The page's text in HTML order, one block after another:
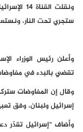
ونقلت
ستجري تحت النار،
وأعلن رئيس الوزراء
تقضي بالبدء في
وقال إن المفاوضات
إسرائيل ولبنان، وفق
وأضاف "إسرائيل تقدّر